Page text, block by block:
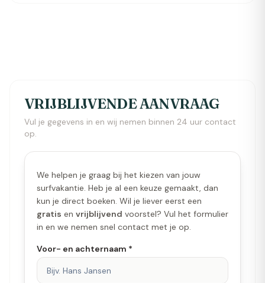
VRIJBLIJVENDE AANVRAAG
Vul je gegevens in en wij nemen binnen 24 uur contact
op.
We helpen je graag bij het kiezen van jouw
surfvakantie. Heb je al een keuze gemaakt, dan
kun je direct boeken. Wil je liever eerst een
gratis en vrijblijvend voorstel? Vul het formulier
in en we nemen snel contact met je op.
Voor- en achternaam *